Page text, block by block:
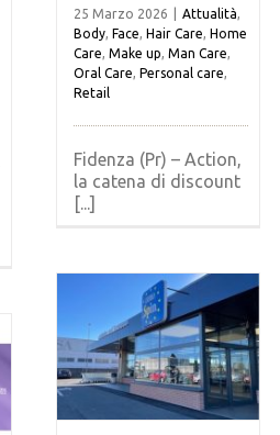
25 Marzo 2026 Attualità
Body, Face Hair Care Home
Care Make up Man Care
Oral Care Personal care
Retail
Fidenza (Pr) – Action,
la catena di discount
[...]
Eurospin chiede ai
fornitori un
“contributo
economico del 3%”.
Il motivo?
“L’impatto del
conflitto Usa-Iran
sui costi di